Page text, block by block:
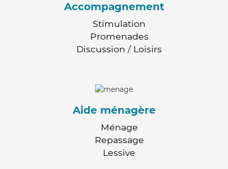
Accompagnement
Stimulation
Promenades
Discussion / Loisirs
Aide ménagère
Ménage
Repassage
Lessive